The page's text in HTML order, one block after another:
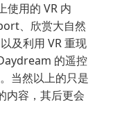
使用的 VR 内
、欣赏大自然
及利用 VR 重现
的遥控
当然以上的只是
内容，其后更会